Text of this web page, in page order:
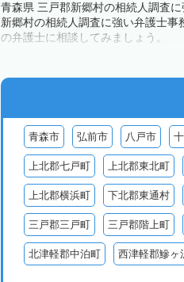
青森県 三戸郡新郷村の相続人調査
新郷村の相続人調査に強い弁護士
の弁護士に相談してみましょう。
青森市 弘前市 八戸市
上北郡七戸町 上北郡東北町
上北郡横浜町 下北郡東通村
三戸郡三戸町 三戸郡階上町
北津軽郡中泊町 西津軽郡鰺ヶ